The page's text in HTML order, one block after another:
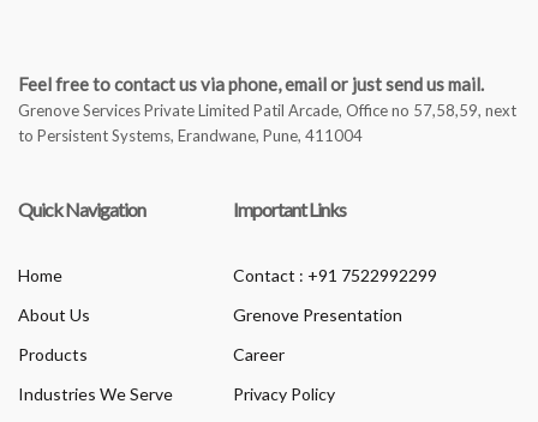
Feel free to contact us via phone, email or just send us mail.
Grenove Services Private Limited Patil Arcade, Office no 57,58,59, next
to Persistent Systems, Erandwane, Pune, 411004
Quick Navigation
Home
About Us
Products
Industries We Serve
Important Links
Contact : +91 7522992299
Grenove Presentation
Career
Privacy Policy